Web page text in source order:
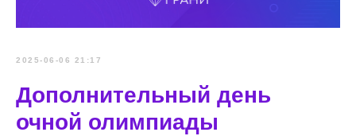
2025-06-06 21:17
Дополнительный день
очной олимпиады